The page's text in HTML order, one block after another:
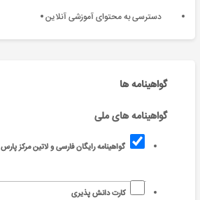
دسترسی به محتوای آموزشی آنلاین
گواهینامه ها
گواهینامه های ملی
گواهینامه رایگان فارسی و لاتین مرکز پارس
کارت دانش پذیری